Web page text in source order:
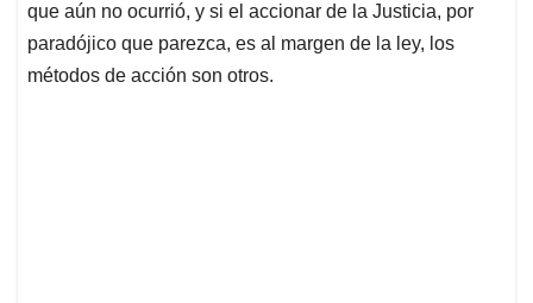
que aún no ocurrió, y si el accionar de la Justicia, por
paradójico que parezca, es al margen de la ley, los
métodos de acción son otros.